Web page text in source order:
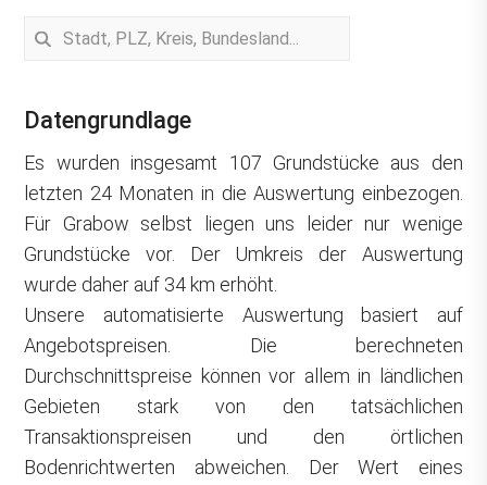
Datengrundlage
Es wurden insgesamt 107 Grundstücke aus den
letzten 24 Monaten in die Auswertung einbezogen.
Für Grabow selbst liegen uns leider nur wenige
Grundstücke vor. Der Umkreis der Auswertung
wurde daher auf 34 km erhöht.
Unsere automatisierte Auswertung basiert auf
Angebotspreisen. Die berechneten
Durchschnittspreise können vor allem in ländlichen
Gebieten stark von den tatsächlichen
Transaktionspreisen und den örtlichen
Bodenrichtwerten abweichen. Der Wert eines